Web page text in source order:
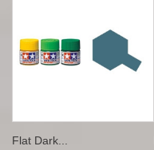
Flat Dark...